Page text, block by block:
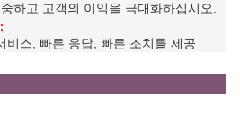
하고 고객의 이익을 극대화하십시오.
비스, 빠른 응답, 빠른 조치를 제공